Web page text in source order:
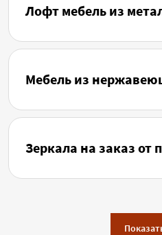
Лофт мебель из
Мебель из
Зеркала на заказ от